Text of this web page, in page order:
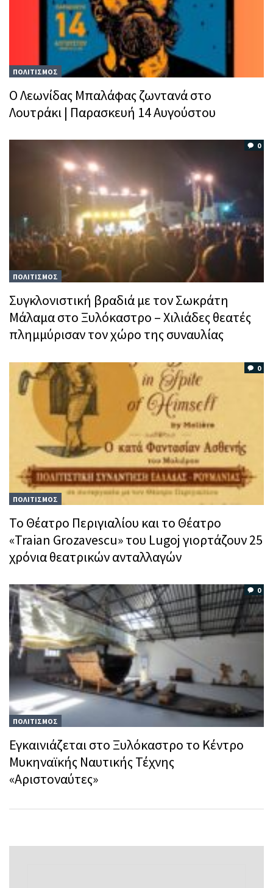
ΠΟΛΙΤΙΣΜΟΣ
Ο Λεωνίδας Μπαλάφας ζωντανά στο
Λουτράκι | Παρασκευή 14 Αυγούστου
0
ΠΟΛΙΤΙΣΜΟΣ
Συγκλονιστική βραδιά με τον Σωκράτη
Μάλαμα στο Ξυλόκαστρο – Χιλιάδες θεατές
πλημμύρισαν τον χώρο της συναυλίας
0
ΠΟΛΙΤΙΣΜΟΣ
Το Θέατρο Περιγιαλίου και το Θέατρο
«Traian Grozavescu» του Lugoj γιορτάζουν 25
χρόνια θεατρικών ανταλλαγών
0
ΠΟΛΙΤΙΣΜΟΣ
Εγκαινιάζεται στο Ξυλόκαστρο το Κέντρο
Μυκηναϊκής Ναυτικής Τέχνης
«Αριστοναύτες»